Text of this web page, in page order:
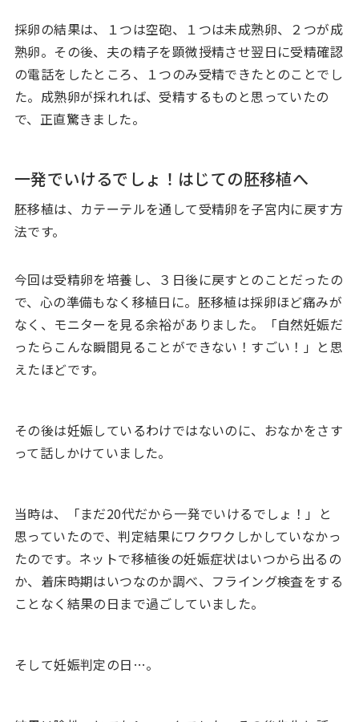
採卵の結果は、１つは空砲、１つは未成熟卵、２つが成
熟卵。その後、夫の精子を顕微授精させ翌日に受精確認
の電話をしたところ、１つのみ受精できたとのことでし
た。成熟卵が採れれば、受精するものと思っていたの
で、正直驚きました。
一発でいけるでしょ！はじての胚移植へ
胚移植は、カテーテルを通して受精卵を子宮内に戻す方
法です。
今回は受精卵を培養し、３日後に戻すとのことだったの
で、心の準備もなく移植日に。胚移植は採卵ほど痛みが
なく、モニターを見る余裕がありました。「自然妊娠だ
ったらこんな瞬間見ることができない！すごい！」と思
えたほどです。
その後は妊娠しているわけではないのに、おなかをさす
って話しかけていました。
当時は、「まだ20代だから一発でいけるでしょ！」と
思っていたので、判定結果にワクワクしかしていなかっ
たのです。ネットで移植後の妊娠症状はいつから出るの
か、着床時期はいつなのか調べ、フライング検査をする
ことなく結果の日まで過ごしていました。
そして妊娠判定の日…。